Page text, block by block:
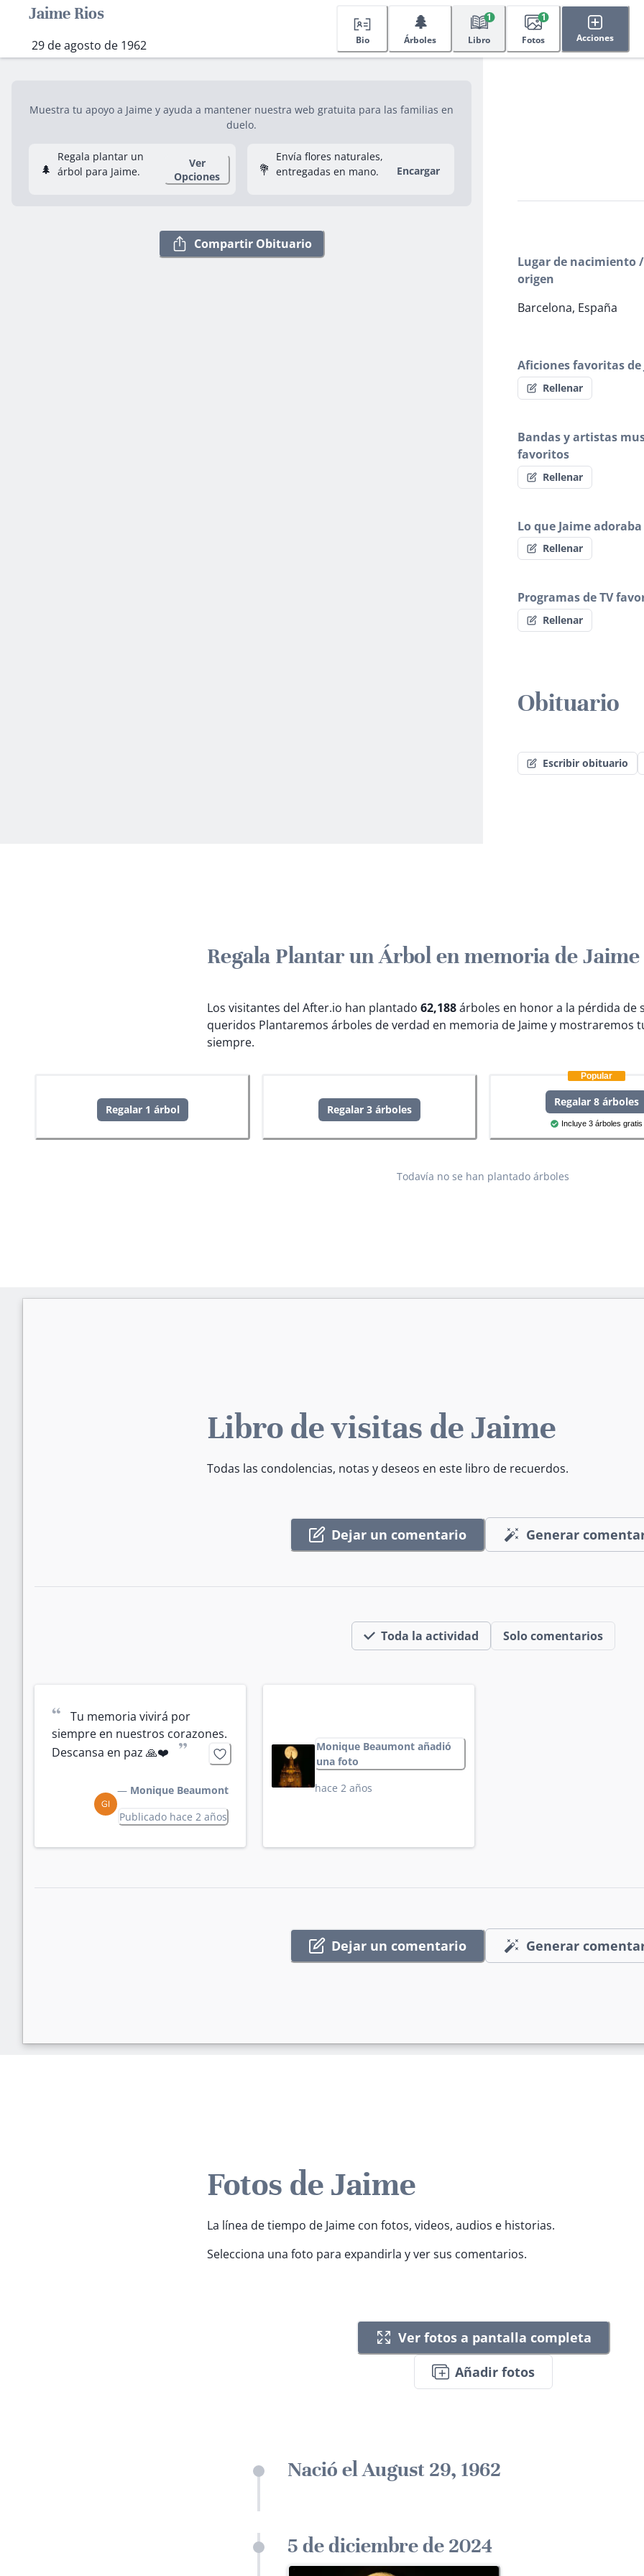
Jaime Rios
29 de agosto de 1962 Bio
🌲
Árboles Libro
1
Fotos
1
Acciones
Muestra tu apoyo a Jaime y ayuda a mantener nuestra web gratuita para las familias en
duelo.
🌲
Regala plantar un
árbol para Jaime.
Ver
Opciones
💐
Envía flores naturales,
entregadas en mano.
Encargar
Compartir Obituario
Lugar de nacimiento
origen
Barcelona, España
Aficiones favoritas de
Rellenar
Bandas y artistas
favoritos
Rellenar
Lo que Jaime
Rellenar
Programas de TV
Rellenar
Obituario
Escribir obituario
Regala Plantar un Árbol en memoria de Jaime
Los visitantes del After.io han plantado 62,188árboles en honor a la pérdida de
queridos Plantaremos árboles de verdad en memoria de Jaime y mostraremos
siempre.
Regalar 1 árbol Regalar 3 árboles
Popular
Regalar 8 árboles
Incluye 3 árboles gratis
Todavía no se han plantado árboles
Libro de visitas de Jaime
Todas las condolencias, notas y deseos en este libro de recuerdos.
Dejar un comentario Generar
Toda la actividad Solo comentarios
“
Tu memoria vivirá por
siempre en nuestros corazones.
Descansa en paz 🙏❤️
”
— Monique Beaumont
Publicado hace 2 años
Monique Beaumont añadió
una foto
hace 2 años
Dejar un comentario Generar
Fotos de Jaime
La línea de tiempo de Jaime con fotos, videos, audios e historias.
Selecciona una foto para expandirla y ver sus comentarios.
Ver fotos a pantalla completa
Añadir fotos
Nació el August 29, 1962
5 de diciembre de 2024